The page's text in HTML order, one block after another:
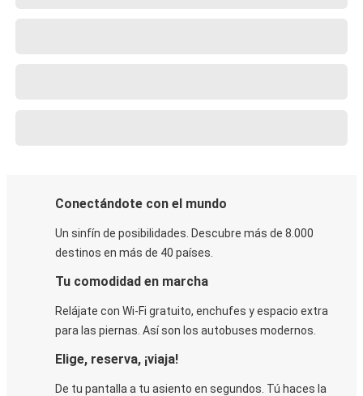
Conectándote con el mundo
Un sinfín de posibilidades. Descubre más de 8.000
destinos en más de 40 países.
Tu comodidad en marcha
Relájate con Wi-Fi gratuito, enchufes y espacio extra
para las piernas. Así son los autobuses modernos.
Elige, reserva, ¡viaja!
De tu pantalla a tu asiento en segundos. Tú haces la